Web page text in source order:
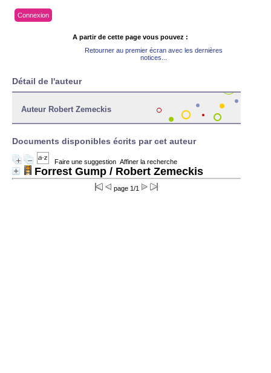
Connexion
A partir de cette page vous pouvez :
Retourner au premier écran avec les dernières
notices...
Détail de l'auteur
Auteur Robert Zemeckis
Documents disponibles écrits par cet auteur
Faire une suggestion Affiner la recherche
Forrest Gump / Robert Zemeckis
page 1/1